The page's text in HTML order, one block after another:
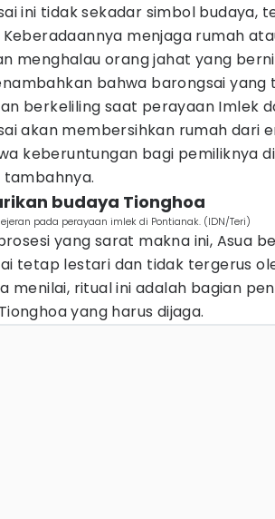
ini tidak sekadar simbol budaya,
menjaga rumah
menghalau orang jahat yang
bahwa barongsai
berkeliling saat perayaan Imlek
akan membersihkan rumah dari
keberuntungan bagi pemiliknya
tambahnya.
budaya Tionghoa
pada perayaan imlek di Pontianak. (IDN/Teri)
yang sarat makna ini, Asua
tetap lestari dan tidak tergerus
menilai, ritual ini adalah bagian
yang harus dijaga.